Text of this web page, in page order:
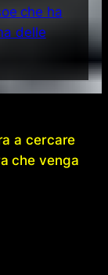
che ha
delle
a cercare
che venga